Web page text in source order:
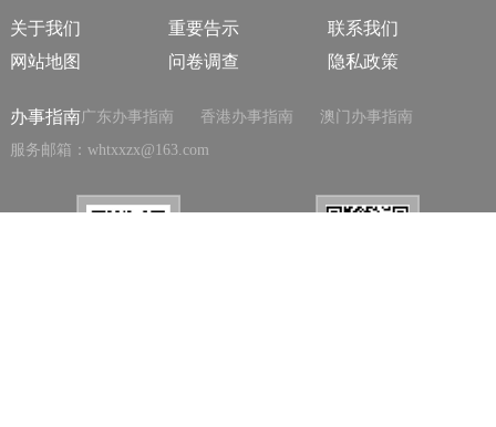
关于我们 重要告示
联系我们
网站地图
问卷调查 隐私政策
办事指南广东办事指南 香港办事指南
澳门办事指南
服务邮箱：whtxxzx@163.com